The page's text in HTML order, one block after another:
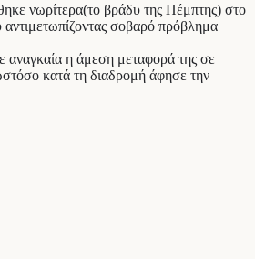
νωρίτερα(το βράδυ της Πέμπτης) στο
σοβαρό πρόβλημα
αναγκαία η άμεση μεταφορά της σε
κατά τη διαδρομή άφησε την